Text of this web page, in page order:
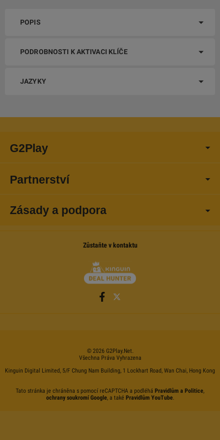
POPIS
PODROBNOSTI K AKTIVACI KLÍČE
JAZYKY
G2Play
Partnerství
Zásady a podpora
Zůstaňte v kontaktu
© 2026 G2Play.net.
Všechna Práva Vyhrazena
Kinguin Digital Limited, 5/F Chung Nam Building, 1 Lockhart Road, Wan Chai, Hong Kong
Tato stránka je chráněna s pomocí reCAPTCHA a podléhá Pravidlům a Politice,
ochrany soukromí Google, a také Pravidlům YouTube.